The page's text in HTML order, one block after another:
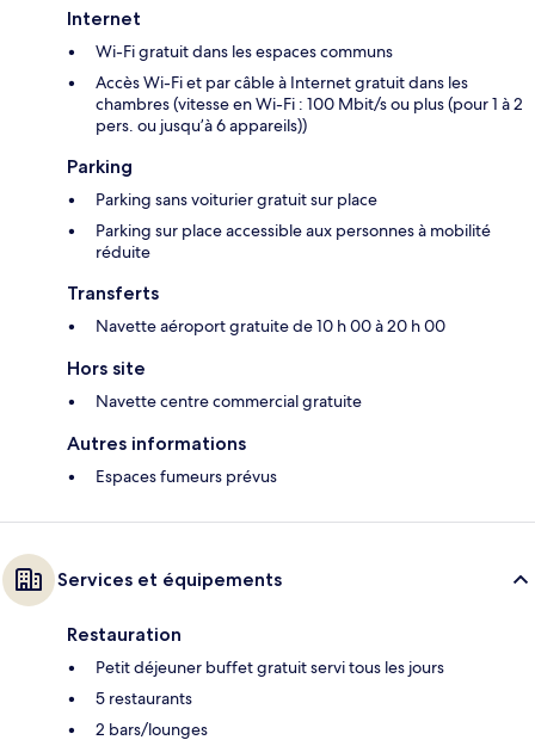
Internet
Wi-Fi gratuit dans les espaces communs
Accès Wi-Fi et par câble à Internet gratuit dans les
chambres (vitesse en Wi-Fi : 100 Mbit/s ou plus (pour 1 à 2
pers. ou jusqu’à 6 appareils))
Parking
Parking sans voiturier gratuit sur place
Parking sur place accessible aux personnes à mobilité
réduite
Transferts
Navette aéroport gratuite de 10 h 00 à 20 h 00
Hors site
Navette centre commercial gratuite
Autres informations
Espaces fumeurs prévus
Services et équipements
Restauration
Petit déjeuner buffet gratuit servi tous les jours
5 restaurants
2 bars/lounges